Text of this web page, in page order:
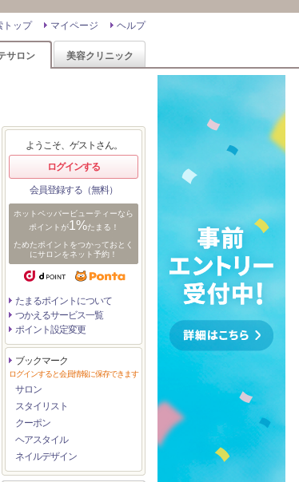
ヘルプ
マイページ
トップ
サロン 美容クリニック
ようこそ、ゲストさん。
ログインする
会員登録する（無料）
ホットペッパービューティーなら
ポイントが1%たまる！
ためたポイントをつかっておとく
にサロンをネット予約！
たまるポイントについて
つかえるサービス一覧
ポイント設定変更
ブックマーク
ログインすると会員情報に保存できます
サロン
スタイリスト
クーポン
ヘアスタイル
ネイルデザイン